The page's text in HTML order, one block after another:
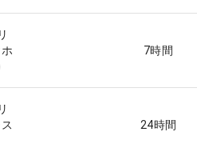
7時間
24時間